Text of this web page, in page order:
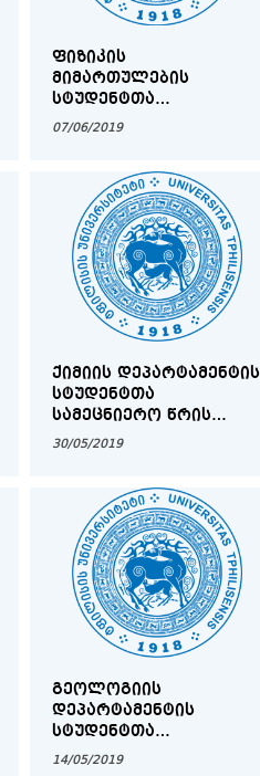
ᲤᲘᲖᲘᲙᲘᲡ
ᲛᲘᲛᲐᲠᲗᲣᲚᲔᲑᲘᲡ
ᲡᲢᲣᲓᲔᲜᲢᲗᲐ
ᲡᲐᲧᲣᲠᲐᲓᲦᲔᲑᲝᲓ!
07/06/2019
ᲥᲘᲛᲘᲘᲡ ᲓᲔᲞᲐᲠᲢᲐᲛᲔᲜᲢᲘᲡ
ᲡᲢᲣᲓᲔᲜᲢᲗᲐ
ᲡᲐᲛᲔᲪᲜᲘᲔᲠᲝ ᲬᲠᲘᲡ
ᲡᲮᲓᲝᲛᲐ
30/05/2019
ᲒᲔᲝᲚᲝᲒᲘᲘᲡ
ᲓᲔᲞᲐᲠᲢᲐᲛᲔᲜᲢᲘᲡ
ᲡᲢᲣᲓᲔᲜᲢᲗᲐ
ᲡᲐᲧᲣᲠᲐᲓᲦᲔᲑᲝᲓ!
14/05/2019